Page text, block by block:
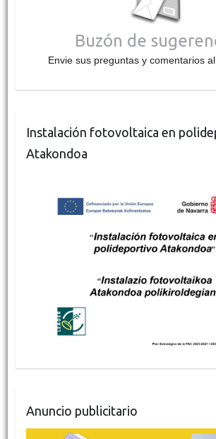
Buzón de
Envie sus preguntas y comentarios
Instalación fotovoltaica en
Atakondoa
Anuncio publicitario